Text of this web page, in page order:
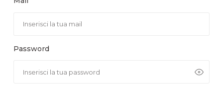
Password